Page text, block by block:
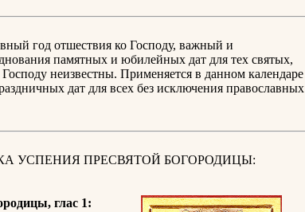
год отшествия ко Господу, важный и
памятных и юбилейных дат для тех святых,
неизвестны. Применяется в данном календаре
дат для всех без исключения православных
УСПЕНИЯ ПРЕСВЯТОЙ БОГОРОДИЦЫ:
глас 1: